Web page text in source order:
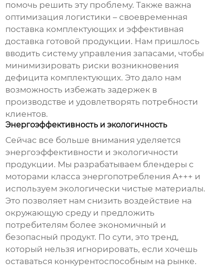
помочь решить эту проблему. Также важна
оптимизация логистики – своевременная
поставка комплектующих и эффективная
доставка готовой продукции. Нам пришлось
вводить систему управления запасами, чтобы
минимизировать риски возникновения
дефицита комплектующих. Это дало нам
возможность избежать задержек в
производстве и удовлетворять потребности
клиентов.
Энергоэффективность и экологичность
Сейчас все больше внимания уделяется
энергоэффективности и экологичности
продукции. Мы разрабатываем блендеры с
моторами класса энергопотребления A+++ и
используем экологически чистые материалы.
Это позволяет нам снизить воздействие на
окружающую среду и предложить
потребителям более экономичный и
безопасный продукт. По сути, это тренд,
который нельзя игнорировать, если хочешь
оставаться конкурентоспособным на рынке.